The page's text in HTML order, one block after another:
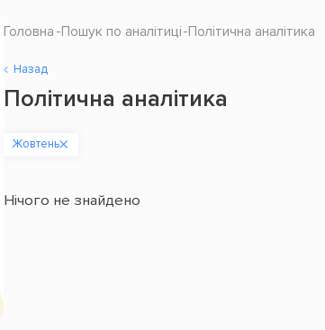
Головна Пошук по аналітиці Політична аналітика
Назад
Політична аналітика
Жовтень
Нічого не знайдено